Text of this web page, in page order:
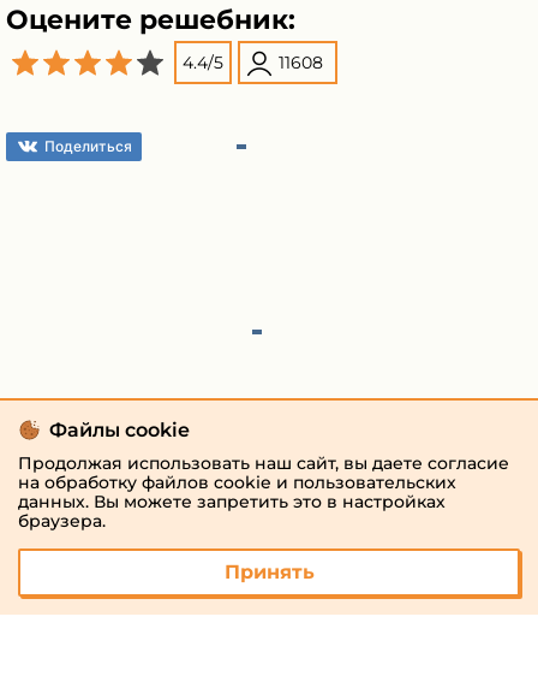
Оцените решебник:
4.4/5 11608
Поделиться
Файлы cookie
Продолжая использовать наш сайт, вы даете согласие
на обработку файлов cookie и пользовательских
данных. Вы можете запретить это в настройках
браузера.
Принять